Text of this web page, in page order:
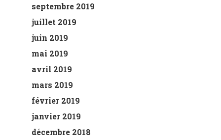
septembre 2019
juillet 2019
juin 2019
mai 2019
avril 2019
mars 2019
février 2019
janvier 2019
décembre 2018